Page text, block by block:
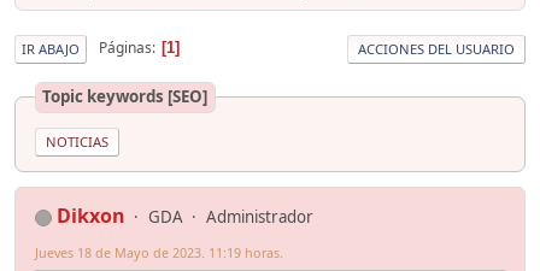
IR ABAJO Páginas 1 ACCIONES DEL USUARIO
Topic keywords [SEO]
NOTICIAS
Dikxon GDA Administrador
Jueves 18 de Mayo de 2023. 11:19 horas.